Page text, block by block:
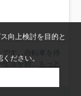
す。自転車を停
活を始...
もっと
向上検討を目的と
ださい。